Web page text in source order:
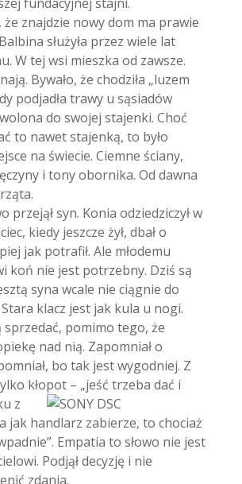
że znajdzie nowy dom ma prawie
służyła przez wiele lat
W tej wsi mieszka od zawsze.
Bywało, że chodziła „luzem
podjadła trawy u sąsiadów
do swojej stajenki. Choć
to nawet stajenką, to było
na świecie. Ciemne ściany,
i tony obornika. Od dawna
przejął syn. Konia odziedziczył w
kiedy jeszcze żył, dbał o
jak potrafił. Ale młodemu
koń nie jest potrzebny. Dziś są
syna wcale nie ciągnie do
klacz jest jak kula u nogi.
sprzedać, pomimo tego, że
nad nią. Zapomniał o
bo tak jest wygodniej. Z
kłopot – „jeść trzeba dać i
z
jak handlarz zabierze, to chociaż
Empatia to słowo nie jest
Podjął decyzję i nie
zdania.